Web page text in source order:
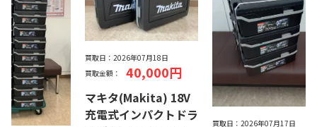
買取日： 2026年07月18日
買取金額：
40,000円
マキタ(Makita) 18V
充電式インパクトドラ
買取日： 2026年07月17日